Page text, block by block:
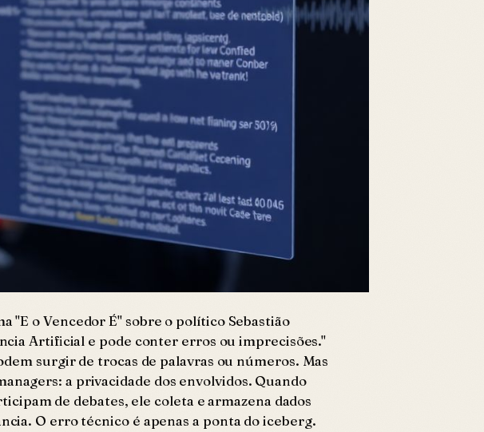
"E o Vencedor É" sobre o político Sebastião
Artificial e pode conter erros ou imprecisões."
surgir de trocas de palavras ou números. Mas
a privacidade dos envolvidos. Quando
de debates, ele coleta e armazena dados
O erro técnico é apenas a ponta do iceberg.